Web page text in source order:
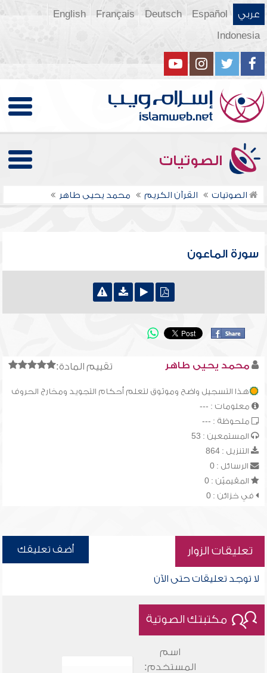
عربي Español
Deutsch
Français
English
Indonesia
الصوتيات
الصوتيات القرآن الكريم محمد يحيى طاهر
سورة الماعون
تقييم المادة: محمد يحيى طاهر
هذا التسجيل واضح وموثوق لتعلم أحكام التجويد ومخارج الحروف
معلومات : ---
ملحوظة : ---
المستمعين : 53
التنزيل : 864
الرسائل : 0
المقيميّن : 0
في خزائن : 0
تعليقات الزوار أضف تعليقك
لا توجد تعليقات حتى الآن
مكتبتك الصوتية
اسم
المستخدم: